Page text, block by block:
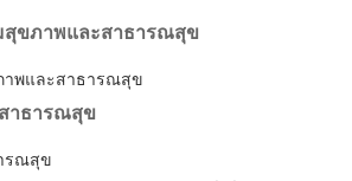
สุขภาพและสาธารณสุข
าพและสาธารณสุข
สาธารณสุข
รณสุข